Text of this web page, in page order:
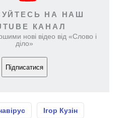
НА НАШ
КАНАЛ
нові відео від «Слово і
діло»
Підписатися
Ігор Кузін